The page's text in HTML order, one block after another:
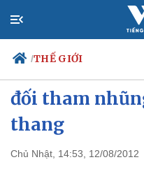
/THẾ GIỚI
Chính trị
Đảng
đối tham
thang
Chủ Nhật, 14:53, 12/08/2012